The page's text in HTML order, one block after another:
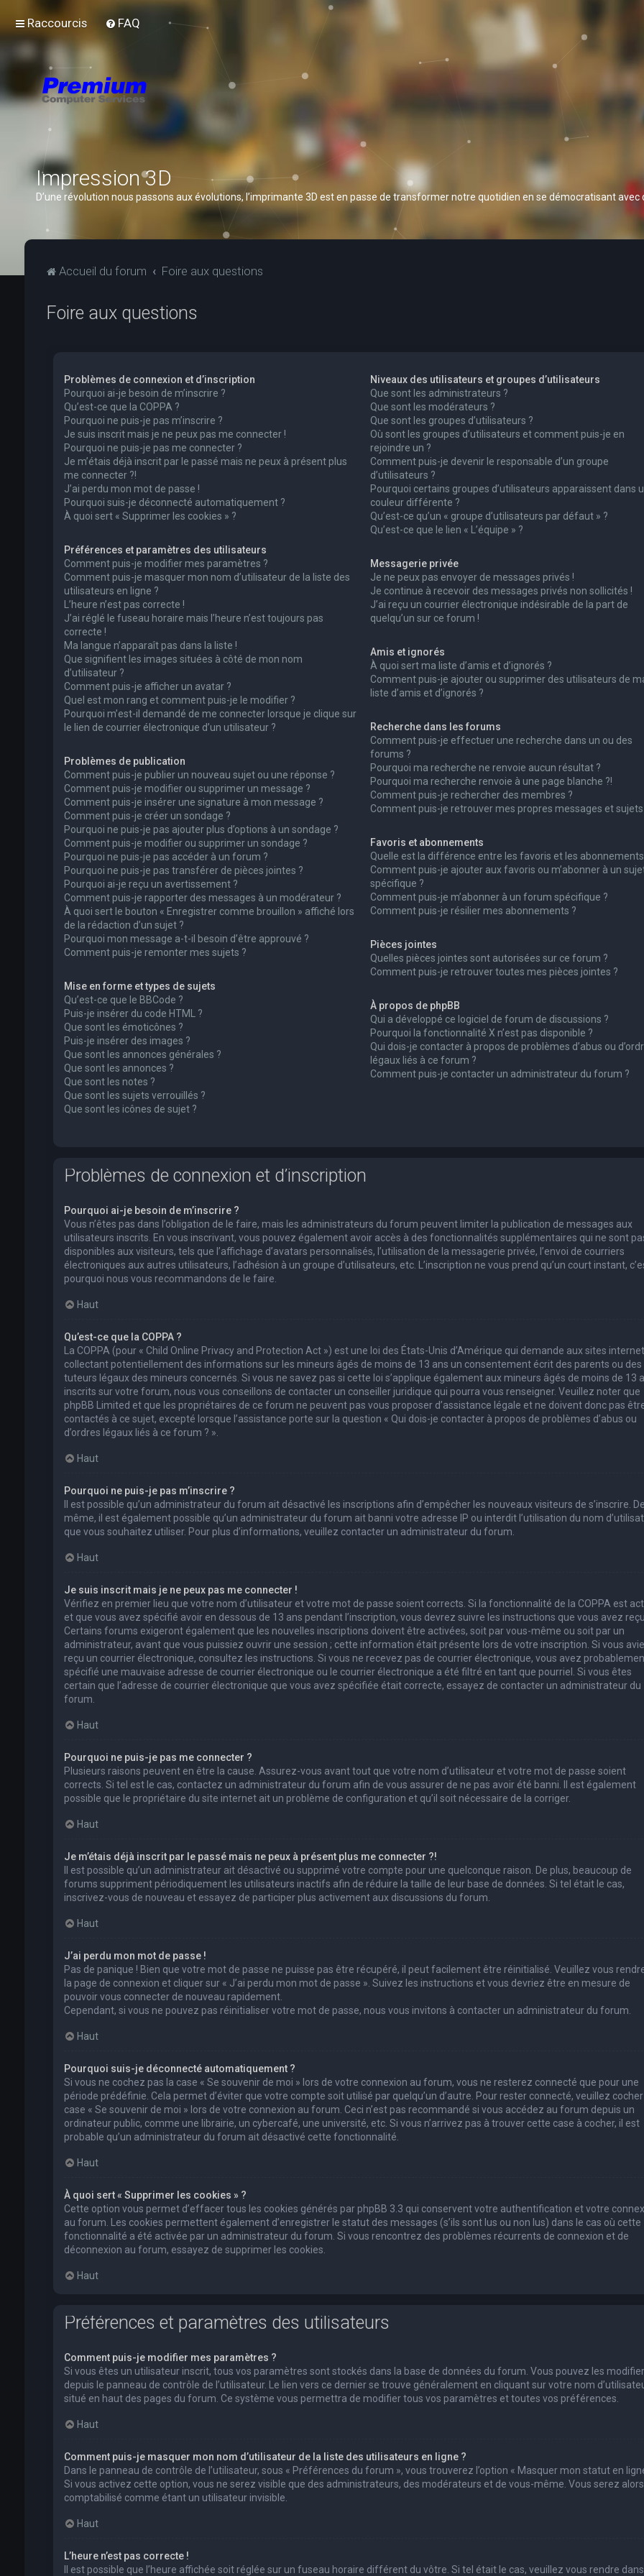
Raccourcis FAQ
Impression 3D
D’une révolution nous passons aux évolutions, l’imprimante 3D est en passe de transformer notre quotidien en se démocratisant
Accueil du forum Foire aux questions
Foire aux questions
Problèmes de connexion et d’inscription
Pourquoi ai-je besoin de m’inscrire ?
Qu’est-ce que la COPPA ?
Pourquoi ne puis-je pas m’inscrire ?
Je suis inscrit mais je ne peux pas me connecter !
Pourquoi ne puis-je pas me connecter ?
Je m’étais déjà inscrit par le passé mais ne peux à présent plus
me connecter ?!
J’ai perdu mon mot de passe !
Pourquoi suis-je déconnecté automatiquement ?
À quoi sert « Supprimer les cookies » ?
Préférences et paramètres des utilisateurs
Comment puis-je modifier mes paramètres ?
Comment puis-je masquer mon nom d’utilisateur de la liste des
utilisateurs en ligne ?
L’heure n’est pas correcte !
J’ai réglé le fuseau horaire mais l’heure n’est toujours pas
correcte !
Ma langue n’apparaît pas dans la liste !
Que signifient les images situées à côté de mon nom
d’utilisateur ?
Comment puis-je afficher un avatar ?
Quel est mon rang et comment puis-je le modifier ?
Pourquoi m’est-il demandé de me connecter lorsque je clique sur
le lien de courrier électronique d’un utilisateur ?
Problèmes de publication
Comment puis-je publier un nouveau sujet ou une réponse ?
Comment puis-je modifier ou supprimer un message ?
Comment puis-je insérer une signature à mon message ?
Comment puis-je créer un sondage ?
Pourquoi ne puis-je pas ajouter plus d’options à un sondage ?
Comment puis-je modifier ou supprimer un sondage ?
Pourquoi ne puis-je pas accéder à un forum ?
Pourquoi ne puis-je pas transférer de pièces jointes ?
Pourquoi ai-je reçu un avertissement ?
Comment puis-je rapporter des messages à un modérateur ?
À quoi sert le bouton « Enregistrer comme brouillon » affiché lors
de la rédaction d’un sujet ?
Pourquoi mon message a-t-il besoin d’être approuvé ?
Comment puis-je remonter mes sujets ?
Mise en forme et types de sujets
Qu’est-ce que le BBCode ?
Puis-je insérer du code HTML ?
Que sont les émoticônes ?
Puis-je insérer des images ?
Que sont les annonces générales ?
Que sont les annonces ?
Que sont les notes ?
Que sont les sujets verrouillés ?
Que sont les icônes de sujet ?
Niveaux des utilisateurs et groupes d’utilisateurs
Que sont les administrateurs ?
Que sont les modérateurs ?
Que sont les groupes d’utilisateurs ?
Où sont les groupes d’utilisateurs et comment puis-je en
rejoindre un ?
Comment puis-je devenir le responsable d’un groupe
d’utilisateurs ?
Pourquoi certains groupes d’utilisateurs apparaissent dans
couleur différente ?
Qu’est-ce qu’un « groupe d’utilisateurs par défaut » ?
Qu’est-ce que le lien « L’équipe » ?
Messagerie privée
Je ne peux pas envoyer de messages privés !
Je continue à recevoir des messages privés non sollicités !
J’ai reçu un courrier électronique indésirable de la part de
quelqu’un sur ce forum !
Amis et ignorés
À quoi sert ma liste d’amis et d’ignorés ?
Comment puis-je ajouter ou supprimer des utilisateurs de
liste d’amis et d’ignorés ?
Recherche dans les forums
Comment puis-je effectuer une recherche dans un ou des
forums ?
Pourquoi ma recherche ne renvoie aucun résultat ?
Pourquoi ma recherche renvoie à une page blanche ?!
Comment puis-je rechercher des membres ?
Comment puis-je retrouver mes propres messages et sujets
Favoris et abonnements
Quelle est la différence entre les favoris et les abonnements
Comment puis-je ajouter aux favoris ou m’abonner à un
spécifique ?
Comment puis-je m’abonner à un forum spécifique ?
Comment puis-je résilier mes abonnements ?
Pièces jointes
Quelles pièces jointes sont autorisées sur ce forum ?
Comment puis-je retrouver toutes mes pièces jointes ?
À propos de phpBB
Qui a développé ce logiciel de forum de discussions ?
Pourquoi la fonctionnalité X n’est pas disponible ?
Qui dois-je contacter à propos de problèmes d’abus ou
légaux liés à ce forum ?
Comment puis-je contacter un administrateur du forum ?
Problèmes de connexion et d’inscription
Pourquoi ai-je besoin de m’inscrire ?
Vous n’êtes pas dans l’obligation de le faire, mais les administrateurs du forum peuvent limiter la publication de messages aux
utilisateurs inscrits. En vous inscrivant, vous pouvez également avoir accès à des fonctionnalités supplémentaires qui ne sont
disponibles aux visiteurs, tels que l’affichage d’avatars personnalisés, l’utilisation de la messagerie privée, l’envoi de courriers
électroniques aux autres utilisateurs, l’adhésion à un groupe d’utilisateurs, etc. L’inscription ne vous prend qu’un court instant,
pourquoi nous vous recommandons de le faire.
Haut
Qu’est-ce que la COPPA ?
La COPPA (pour « Child Online Privacy and Protection Act ») est une loi des États-Unis d’Amérique qui demande aux sites internet
collectant potentiellement des informations sur les mineurs âgés de moins de 13 ans un consentement écrit des parents ou des
tuteurs légaux des mineurs concernés. Si vous ne savez pas si cette loi s’applique également aux mineurs âgés de moins de 13
inscrits sur votre forum, nous vous conseillons de contacter un conseiller juridique qui pourra vous renseigner. Veuillez noter que
phpBB Limited et que les propriétaires de ce forum ne peuvent pas vous proposer d’assistance légale et ne doivent donc pas
contactés à ce sujet, excepté lorsque l’assistance porte sur la question « Qui dois-je contacter à propos de problèmes d’abus ou
d’ordres légaux liés à ce forum ? ».
Haut
Pourquoi ne puis-je pas m’inscrire ?
Il est possible qu’un administrateur du forum ait désactivé les inscriptions afin d’empêcher les nouveaux visiteurs de s’inscrire. De
même, il est également possible qu’un administrateur du forum ait banni votre adresse IP ou interdit l’utilisation du nom
que vous souhaitez utiliser. Pour plus d’informations, veuillez contacter un administrateur du forum.
Haut
Je suis inscrit mais je ne peux pas me connecter !
Vérifiez en premier lieu que votre nom d’utilisateur et votre mot de passe soient corrects. Si la fonctionnalité de la COPPA est
et que vous avez spécifié avoir en dessous de 13 ans pendant l’inscription, vous devrez suivre les instructions que vous avez
Certains forums exigeront également que les nouvelles inscriptions doivent être activées, soit par vous-même ou soit par un
administrateur, avant que vous puissiez ouvrir une session ; cette information était présente lors de votre inscription. Si vous
reçu un courrier électronique, consultez les instructions. Si vous ne recevez pas de courrier électronique, vous avez
spécifié une mauvaise adresse de courrier électronique ou le courrier électronique a été filtré en tant que pourriel. Si vous êtes
certain que l’adresse de courrier électronique que vous avez spécifiée était correcte, essayez de contacter un administrateur du
forum.
Haut
Pourquoi ne puis-je pas me connecter ?
Plusieurs raisons peuvent en être la cause. Assurez-vous avant tout que votre nom d’utilisateur et votre mot de passe soient
corrects. Si tel est le cas, contactez un administrateur du forum afin de vous assurer de ne pas avoir été banni. Il est également
possible que le propriétaire du site internet ait un problème de configuration et qu’il soit nécessaire de la corriger.
Haut
Je m’étais déjà inscrit par le passé mais ne peux à présent plus me connecter ?!
Il est possible qu’un administrateur ait désactivé ou supprimé votre compte pour une quelconque raison. De plus, beaucoup de
forums suppriment périodiquement les utilisateurs inactifs afin de réduire la taille de leur base de données. Si tel était le cas,
inscrivez-vous de nouveau et essayez de participer plus activement aux discussions du forum.
Haut
J’ai perdu mon mot de passe !
Pas de panique ! Bien que votre mot de passe ne puisse pas être récupéré, il peut facilement être réinitialisé. Veuillez vous
la page de connexion et cliquer sur « J’ai perdu mon mot de passe ». Suivez les instructions et vous devriez être en mesure de
pouvoir vous connecter de nouveau rapidement.
Cependant, si vous ne pouvez pas réinitialiser votre mot de passe, nous vous invitons à contacter un administrateur du forum.
Haut
Pourquoi suis-je déconnecté automatiquement ?
Si vous ne cochez pas la case « Se souvenir de moi » lors de votre connexion au forum, vous ne resterez connecté que pour une
période prédéfinie. Cela permet d’éviter que votre compte soit utilisé par quelqu’un d’autre. Pour rester connecté, veuillez cocher
case « Se souvenir de moi » lors de votre connexion au forum. Ceci n’est pas recommandé si vous accédez au forum depuis un
ordinateur public, comme une librairie, un cybercafé, une université, etc. Si vous n’arrivez pas à trouver cette case à cocher, il est
probable qu’un administrateur du forum ait désactivé cette fonctionnalité.
Haut
À quoi sert « Supprimer les cookies » ?
Cette option vous permet d’effacer tous les cookies générés par phpBB 3.3 qui conservent votre authentification et votre
au forum. Les cookies permettent également d’enregistrer le statut des messages (s’ils sont lus ou non lus) dans le cas où cette
fonctionnalité a été activée par un administrateur du forum. Si vous rencontrez des problèmes récurrents de connexion et de
déconnexion au forum, essayez de supprimer les cookies.
Haut
Préférences et paramètres des utilisateurs
Comment puis-je modifier mes paramètres ?
Si vous êtes un utilisateur inscrit, tous vos paramètres sont stockés dans la base de données du forum. Vous pouvez les modifier
depuis le panneau de contrôle de l’utilisateur. Le lien vers ce dernier se trouve généralement en cliquant sur votre nom
situé en haut des pages du forum. Ce système vous permettra de modifier tous vos paramètres et toutes vos préférences.
Haut
Comment puis-je masquer mon nom d’utilisateur de la liste des utilisateurs en ligne ?
Dans le panneau de contrôle de l’utilisateur, sous « Préférences du forum », vous trouverez l’option « Masquer mon statut en
Si vous activez cette option, vous ne serez visible que des administrateurs, des modérateurs et de vous-même. Vous serez alors
comptabilisé comme étant un utilisateur invisible.
Haut
L’heure n’est pas correcte !
Il est possible que l’heure affichée soit réglée sur un fuseau horaire différent du vôtre. Si tel était le cas, veuillez vous rendre